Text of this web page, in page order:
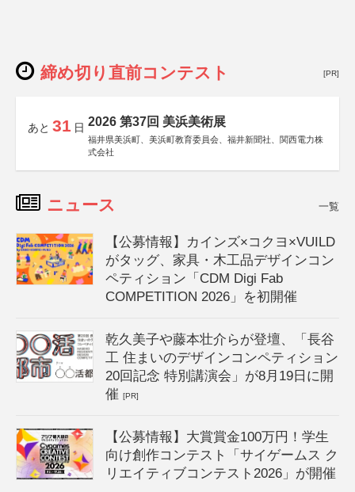
締め切り直前コンテスト [PR]
あと 31 日 2026 第37回 美浜美術展
福井県美浜町、美浜町教育委員会、福井新聞社、関西電力株
式会社
ニュース 一覧
【公募情報】カインズ×コクヨ×VUILD
がタッグ、家具・木工品デザインコン
ペティション「CDM Digi Fab
COMPETITION 2026」を初開催
乾久美子や藤本壮介らが登壇、「長谷
工 住まいのデザインコンペティション
20回記念 特別講演会」が8月19日に開
催[PR]
【公募情報】大賞賞金100万円！学生
向け創作コンテスト「サイゲームス ク
リエイティブコンテスト2026」が開催